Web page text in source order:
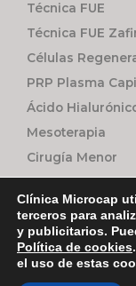
Técnica FUE
Técnica FUE
Células
PRP Plasma
Ácido
Mesoterapia
Cirugía Menor
Seguimiento
Copyright 2021 | Plaza
|Política de privacidad
Clínica Microcap
terceros para
y publicitarios.
Política de cookies
el uso de estas